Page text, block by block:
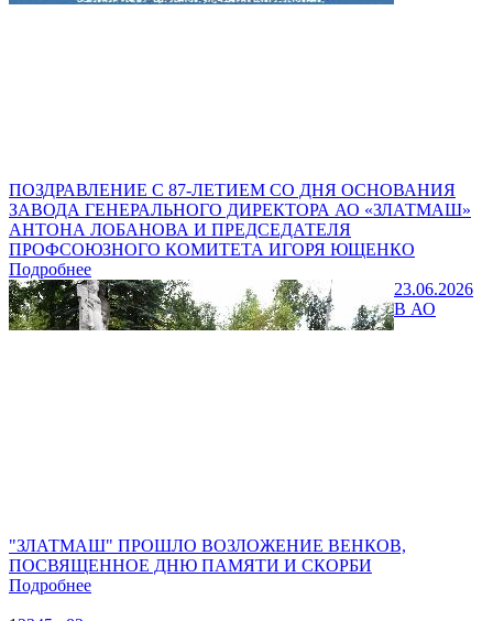
ПОЗДРАВЛЕНИЕ С 87-ЛЕТИЕМ СО ДНЯ ОСНОВАНИЯ
ЗАВОДА ГЕНЕРАЛЬНОГО ДИРЕКТОРА АО «ЗЛАТМАШ»
АНТОНА ЛОБАНОВА И ПРЕДСЕДАТЕЛЯ
ПРОФСОЮЗНОГО КОМИТЕТА ИГОРЯ ЮЩЕНКО
Подробнее
23.06.2026
В АО
"ЗЛАТМАШ" ПРОШЛО ВОЗЛОЖЕНИЕ ВЕНКОВ,
ПОСВЯЩЕННОЕ ДНЮ ПАМЯТИ И СКОРБИ
Подробнее